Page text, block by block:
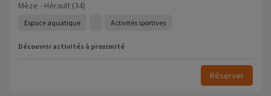
Mèze - Hérault (34)
Espace aquatique Activités sportives
Découvrir activités à proximité
Réserver